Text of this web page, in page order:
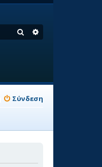
Αναζήτηση
Σύνδεση